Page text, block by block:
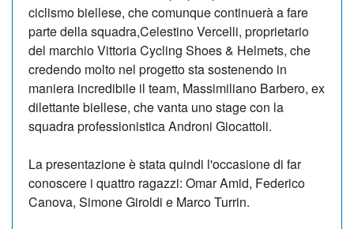
ciclismo biellese, che comunque continuerà a fare
parte della squadra,Celestino Vercelli, proprietario
del marchio Vittoria Cycling Shoes & Helmets, che
credendo molto nel progetto sta sostenendo in
maniera incredibile il team, Massimiliano Barbero, ex
dilettante biellese, che vanta uno stage con la
squadra professionistica Androni Giocattoli.
La presentazione è stata quindi l'occasione di far
conoscere i quattro ragazzi: Omar Amid, Federico
Canova, Simone Giroldi e Marco Turrin.